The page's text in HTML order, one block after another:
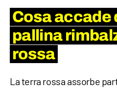
Cosa accade
pallina
rossa
La terra rossa assorbe